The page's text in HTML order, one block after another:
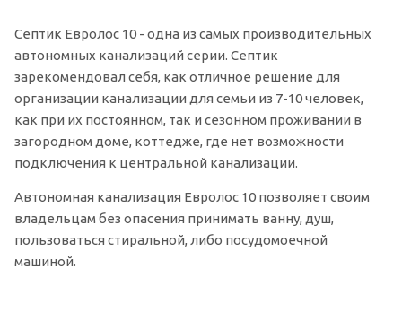
Септик Евролос 10 - одна из самых производительных
автономных канализаций серии. Септик
зарекомендовал себя, как отличное решение для
организации канализации для семьи из 7-10 человек,
как при их постоянном, так и сезонном проживании в
загородном доме, коттедже, где нет возможности
подключения к центральной канализации.
Автономная канализация Евролос 10 позволяет своим
владельцам без опасения принимать ванну, душ,
пользоваться стиральной, либо посудомоечной
машиной.